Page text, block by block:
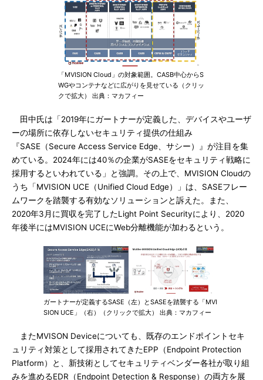
「MVISION Cloud」の対象範囲。CASB中心からS
WGやコンテナなどに広がりを見せている（クリッ
クで拡大） 出典：マカフィー
田中氏は「2019年にガートナーが定義した、デバイスやユーザ
ーの場所に依存しないセキュリティ提供の仕組み
『SASE（Secure Access Service Edge、サシー）』が注目を集
めている。2024年には40％の企業がSASEをセキュリティ戦略に
採用するといわれている」と強調。その上で、MVISION Cloudの
うち「MVISION UCE（Unified Cloud Edge）」は、SASEフレー
ムワークを踏襲する有効なソリューションと訴えた。また、
2020年3月に買収を完了したLight Point Securityにより、2020
年後半にはMVISION UCEにWeb分離機能が加わるという。
ガートナーが定義するSASE（左）とSASEを踏襲する「MVI
SION UCE」（右）（クリックで拡大） 出典：マカフィー
またMVISON Deviceについても、既存のエンドポイントセキ
ュリティ対策として採用されてきたEPP（Endpoint Protection
Platform）と、新技術としてセキュリティベンダー各社が取り組
みを進めるEDR（Endpoint Detection & Response）の両方を展